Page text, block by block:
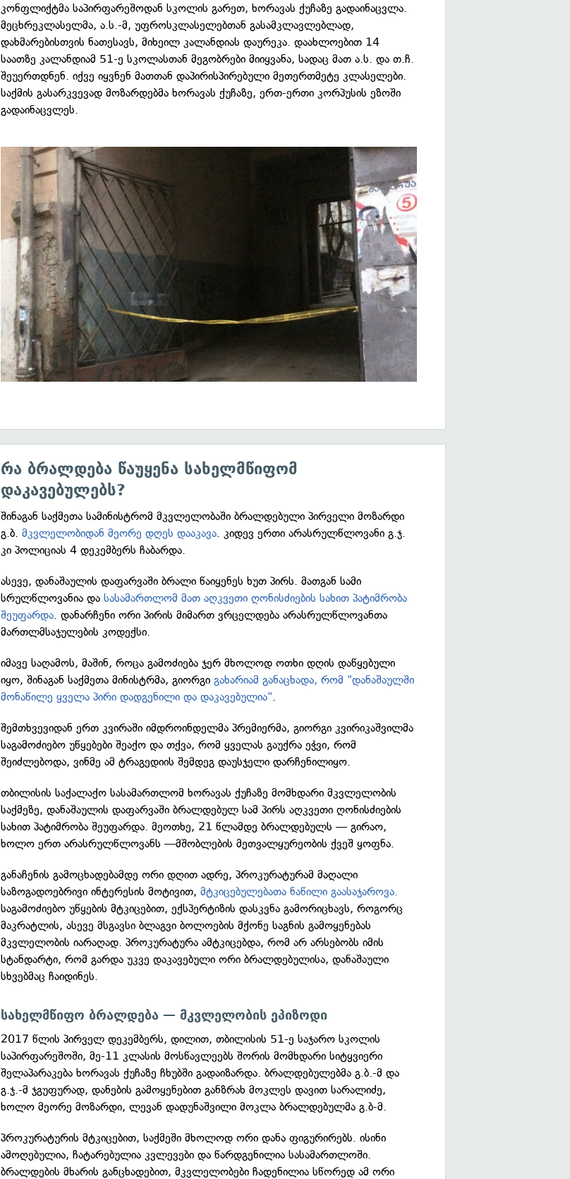
კონფლიქტმა საპირფარეშოდან სკოლის გარეთ, ხორავას ქუჩაზე გადაინაცვლა.
მეცხრეკლასელმა, ა.ს.-მ, უფროსკლასელებთან გასამკლავლებლად,
დახმარებისთვის ნათესავს, მიხეილ კალანდიას დაურეკა. დაახლოებით 14
საათზე კალანდიამ 51-ე სკოლასთან მეგობრები მიიყვანა, სადაც მათ ა.ს. და თ.ჩ.
შეუერთდნენ. იქვე იყვნენ მათთან დაპირისპირებული მეთერთმეტე კლასელები.
საქმის გასარკვევად მოზარდებმა ხორავას ქუჩაზე, ერთ-ერთი კორპუსის ეზოში
გადაინაცვლეს.
რა ბრალდება წაუყენა სახელმწიფომ
დაკავებულებს?
შინაგან საქმეთა სამინისტრომ მკვლელობაში ბრალდებული პირველი მოზარდი
გ.ბ. მკვლელობიდან მეორე დღეს დააკავა . კიდევ ერთი არასრულწლოვანი გ.ჯ.
კი პოლიციას 4 დეკემბერს ჩაბარდა.
ასევე, დანაშაულის დაფარვაში ბრალი წაიყენეს ხუთ პირს. მათგან სამი
სრულწლოვანია და სასამართლომ მათ აღკვეთი ღონისძიების სახით პატიმრობა
შეუფარდა . დანარჩენი ორი პირის მიმართ ვრცელდება არასრულწლოვანთა
მართლმსაჯულების კოდექსი.
იმავე საღამოს, მაშინ, როცა გამოძიება ჯერ მხოლოდ ოთხი დღის დაწყებული
იყო, შინაგან საქმეთა მინისტრმა, გიორგი გახარიამ განაცხადა, რომ "დანაშაულში
მონაწილე ყველა პირი დადგენილი და დაკავებულია"
შემთხვევიდან ერთ კვირაში იმდროინდელმა პრემიერმა, გიორგი კვირიკაშვილმა
საგამოძიებო უწყებები შეაქო და თქვა, რომ ყველას გაუქრა ეჭვი, რომ
შეიძლებოდა, ვინმე ამ ტრაგედიის შემდეგ დაუსჯელი დარჩენილიყო.
თბილისის საქალაქო სასამართლომ ხორავას ქუჩაზე მომხდარი მკვლელობის
საქმეზე, დანაშაულის დაფარვაში ბრალდებულ სამ პირს აღკვეთი ღონისძიების
სახით პატიმრობა შეუფარდა. მეოთხე, 21 წლამდე ბრალდებულს — გირაო,
ხოლო ერთ არასრულწლოვანს —მშობლების მეთვალყურეობის ქვეშ ყოფნა.
განაჩენის გამოცხადებამდე ორი დღით ადრე, პროკურატურამ მაღალი
საზოგადოებრივი ინტერესის მოტივით, მტკიცებულებათა ნაწილი გაასაჯაროვა.
საგამოძიებო უწყების მტკიცებით, ექსპერტიზის დასკვნა გამორიცხავს, როგორც
მაკრატლის, ასევე მსგავსი ბლაგვი ბოლოების მქონე საგნის გამოყენებას
მკვლელობის იარაღად. პროკურატურა ამტკიცებდა, რომ არ არსებობს იმის
სტანდარტი, რომ გარდა უკვე დაკავებული ორი ბრალდებულისა, დანაშაული
სხვებმაც ჩაიდინეს.
სახელმწიფო ბრალდება — მკვლელობის ეპიზოდი
2017 წლის პირველ დეკემბერს, დილით, თბილისის 51-ე საჯარო სკოლის
საპირფარეშოში, მე-11 კლასის მოსწავლეებს შორის მომხდარი სიტყვიერი
შელაპარაკება ხორავას ქუჩაზე ჩხუბში გადაიზარდა. ბრალდებულებმა გ.ბ.-მ და
გ.ჯ.-მ ჯგუფურად, დანების გამოყენებით განზრახ მოკლეს დავით სარალიძე,
ხოლო მეორე მოზარდი, ლევან დადუნაშვილი მოკლა ბრალდებულმა გ.ბ-მ.
პროკურატურის მტკიცებით, საქმეში მხოლოდ ორი დანა ფიგურირებს. ისინი
ამოღებულია, ჩატარებულია კვლევები და წარდგენილია სასამართლოში.
ბრალდების მხარის განცხადებით, მკვლელობები ჩადენილია სწორედ ამ ორი